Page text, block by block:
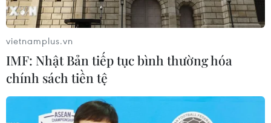
vietnamplus.vn
IMF: Nhật Bản tiếp tục bình thường hóa
chính sách tiền tệ